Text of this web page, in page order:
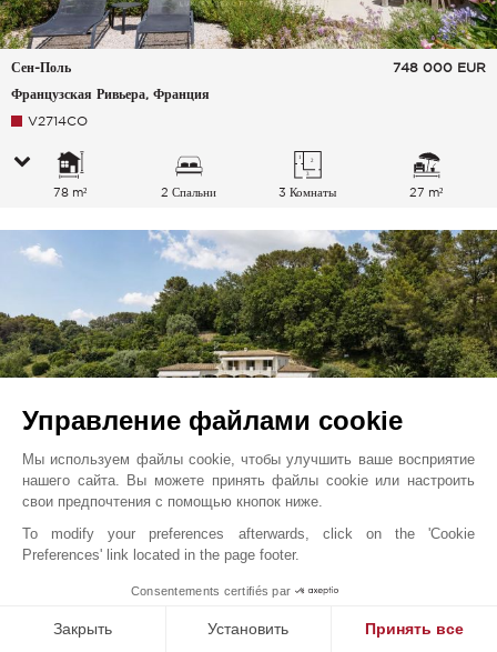
Сен-Поль
Французская Ривьера, Франция
748 000 EUR
V2714CO
78 m² 2 Спальни 3 Комнаты 27 m²
Сен-Поль
3 495 000 EUR
Управление файлами cookie
Мы используем файлы cookie, чтобы улучшить ваше восприятие
нашего сайта. Вы можете принять файлы cookie или настроить
свои предпочтения с помощью кнопок ниже.
To modify your preferences afterwards, click on the 'Cookie
Preferences' link located in the page footer.
Consentements certifiés par
Закрыть Установить Принять все